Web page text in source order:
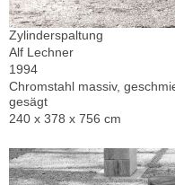
Zylinderspaltung
Alf Lechner
1994
Chromstahl massiv,
gesägt
240 x 378 x 756 cm